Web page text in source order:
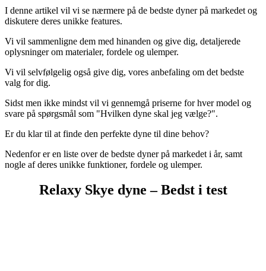
I denne artikel vil vi se nærmere på de bedste dyner på markedet og
diskutere deres unikke features.
Vi vil sammenligne dem med hinanden og give dig, detaljerede
oplysninger om materialer, fordele og ulemper.
Vi vil selvfølgelig også give dig, vores anbefaling om det bedste
valg for dig.
Sidst men ikke mindst vil vi gennemgå priserne for hver model og
svare på spørgsmål som "Hvilken dyne skal jeg vælge?".
Er du klar til at finde den perfekte dyne til dine behov?
Nedenfor er en liste over de bedste dyner på markedet i år, samt
nogle af deres unikke funktioner, fordele og ulemper.
Relaxy Skye dyne – Bedst i test